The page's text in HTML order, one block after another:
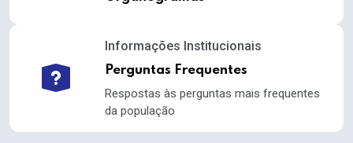
Informações Institucionais
Perguntas Frequentes
Respostas às perguntas mais frequentes
da população